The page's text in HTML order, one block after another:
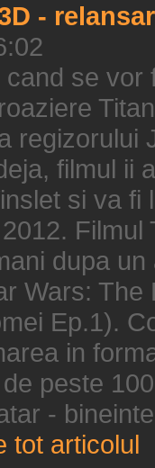
-
cand se
regizorului
filmul ii
si va
dupa
Wars:
Ep.1).
in
peste
-
tot articolul